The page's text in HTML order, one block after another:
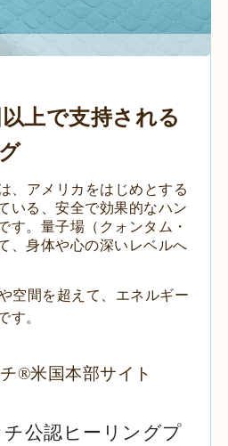
上で支持される
、アメリカをはじめとする
いる、安全で効果的なハン
す。量子場（クォンタム・
、身体や心の深いレベルへ
空間を超えて、エネルギー
す。
®️米国本部サイト
公認ヒーリングプ